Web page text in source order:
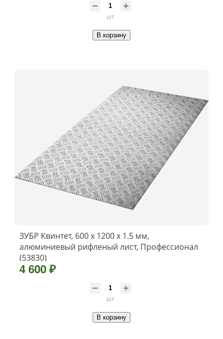
шт
В корзину
ЗУБР Квинтет, 600 х 1200 х 1.5 мм,
алюминиевый рифленый лист, Профессионал
(53830)
4 600 ₽
шт
В корзину